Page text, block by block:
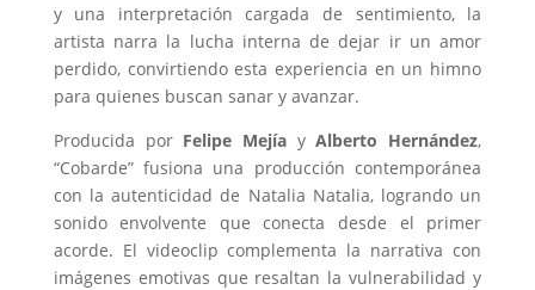
y una interpretación cargada de sentimiento, la
artista narra la lucha interna de dejar ir un amor
perdido, convirtiendo esta experiencia en un himno
para quienes buscan sanar y avanzar.
Producida por Felipe Mejía yAlberto Hernández,
“Cobarde” fusiona una producción contemporánea
con la autenticidad de Natalia Natalia, logrando un
sonido envolvente que conecta desde el primer
acorde. El videoclip complementa la narrativa con
imágenes emotivas que resaltan la vulnerabilidad y